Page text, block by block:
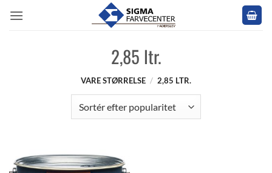
2,85 ltr.
VARE STØRRELSE / 2,85 LTR.